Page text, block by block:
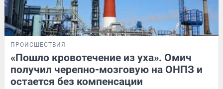
ПРОИСШЕСТВИЯ
«Пошло кровотечение из уха». Омич
получил черепно-мозговую на ОНПЗ и
остается без компенсации